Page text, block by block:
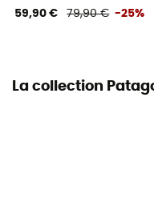
Oui
59,90 € 79,90 € -25%
La collection